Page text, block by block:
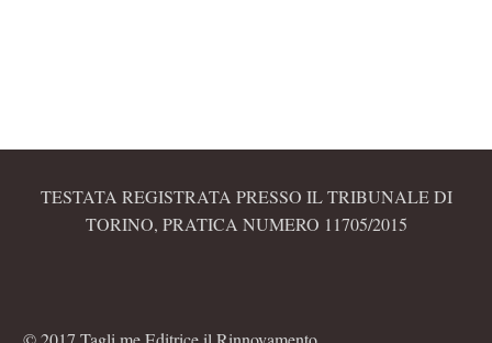
TESTATA REGISTRATA PRESSO IL TRIBUNALE DI
TORINO, PRATICA NUMERO 11705/2015